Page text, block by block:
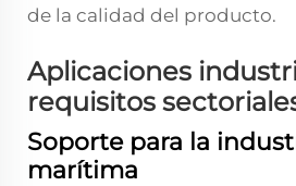
de la calidad del producto.
Aplicaciones
requisitos
Soporte para la
marítima